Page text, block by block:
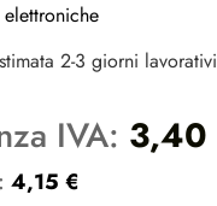
2-3 giorni lavorativi
4,15 €
IVA: 3,40